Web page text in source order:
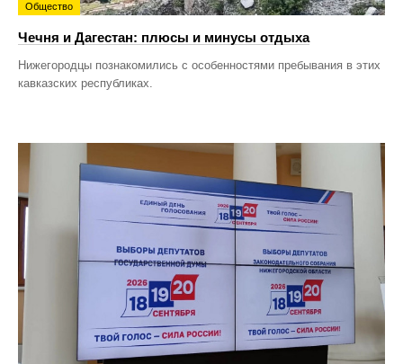
Общество
Чечня и Дагестан: плюсы и минусы отдыха
Нижегородцы познакомились с особенностями пребывания в этих
кавказских республиках.